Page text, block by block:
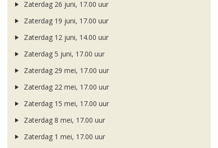
Zaterdag 26 juni, 17.00 uur
Zaterdag 19 juni, 17.00 uur
Zaterdag 12 juni, 14.00 uur
Zaterdag 5 juni, 17.00 uur
Zaterdag 29 mei, 17.00 uur
Zaterdag 22 mei, 17.00 uur
Zaterdag 15 mei, 17.00 uur
Zaterdag 8 mei, 17.00 uur
Zaterdag 1 mei, 17.00 uur